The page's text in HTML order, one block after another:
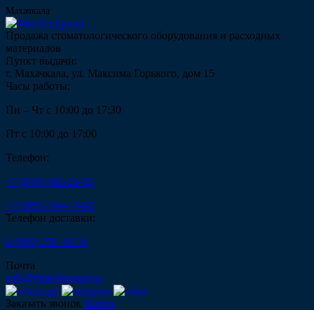
Махачкала
Продажа стоматологического оборудования и расходных
материалов
Пункт выдачи:
г. Махачкала, ул. Максима Горького, дом 15
Часы работы:
Пн – Чт с 10:00 до 17:30
Пт с 10:00 до 17:00
Телефон:
+7 (910) 482-22-82
+7 (985) 764-74-61
Телефон доставки:
8 (800) 250-44-34
Почта
info@fintechgroup.ru
Заказать звонок Войти